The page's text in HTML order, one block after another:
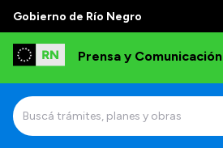
Gobierno de Río Negro
Prensa y Comunicación